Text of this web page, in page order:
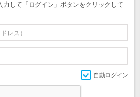
力して「ログイン」ボタンをクリックして
自動ログイン